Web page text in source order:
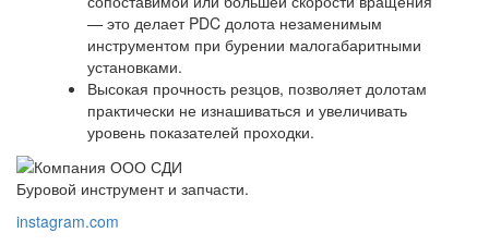
— это делает PDC долота незаменимым
инструментом при бурении малогабаритными
установками.
Высокая прочность резцов, позволяет долотам
практически не изнашиваться и увеличивать
уровень показателей проходки.
Буровой инструмент и запчасти.
instagram.com